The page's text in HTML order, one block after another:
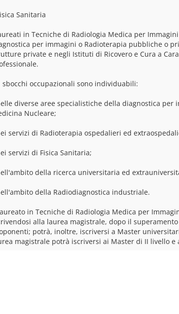
Sanitaria
in Tecniche di Radiologia Medica per
per immagini o Radioterapia pubbliche o
private e negli Istituti di Ricovero e Cura a
sbocchi occupazionali sono individuabili:
diverse aree specialistiche della diagnostica
Nucleare;
servizi di Radioterapia ospedalieri ed
servizi di Fisica Sanitaria;
della ricerca universitaria ed
della Radiodiagnostica industriale.
in Tecniche di Radiologia Medica per
alla laurea magistrale, dopo il
potrà, inoltre, iscriversi a Master